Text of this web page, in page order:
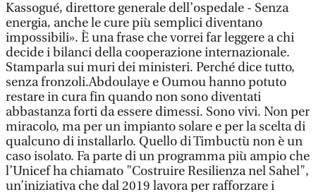
Kassogué, direttore generale dell’ospedale - Senza
energia, anche le cure più semplici diventano
impossibili». È una frase che vorrei far leggere a chi
decide i bilanci della cooperazione internazionale.
Stamparla sui muri dei ministeri. Perché dice tutto,
senza fronzoli.Abdoulaye e Oumou hanno potuto
restare in cura fin quando non sono diventati
abbastanza forti da essere dimessi. Sono vivi. Non per
miracolo, ma per un impianto solare e per la scelta di
qualcuno di installarlo. Quello di Timbuctù non è un
caso isolato. Fa parte di un programma più ampio che
l’Unicef ha chiamato "Costruire Resilienza nel Sahel",
un’iniziativa che dal 2019 lavora per rafforzare i